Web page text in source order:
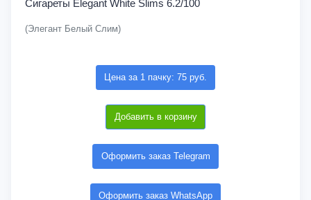
Сигареты Elegant White Slims 6.2/100
(Элегант Белый Слим)
Цена за 1 пачку: 75 руб.
Добавить в корзину
Оформить заказ Telegram
Оформить заказ WhatsApp